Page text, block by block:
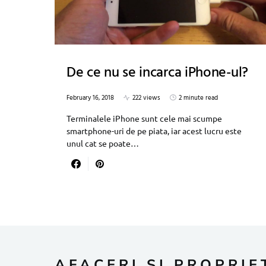
De ce nu se incarca iPhone-ul?
February 16, 2018 222 views
2 minute read
Terminalele iPhone sunt cele mai scumpe
smartphone-uri de pe piata, iar acest lucru este
unul cat se poate…